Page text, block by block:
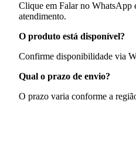
Clique em Falar no WhatsApp
atendimento.
O produto está disponível?
Confirme disponibilidade via
Qual o prazo de envio?
O prazo varia conforme a